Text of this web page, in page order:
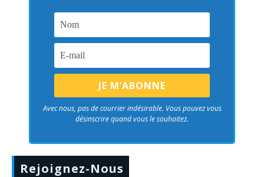
Avec nous, pas de courrier indésirable. Vous pouvez vous
désinscrire quand vous le souhaitez.
Rejoignez-Nous